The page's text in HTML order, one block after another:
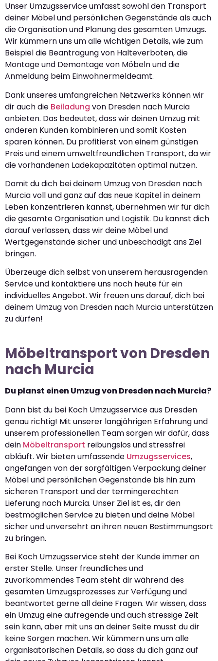
Unser Umzugsservice umfasst sowohl den Transport
deiner Möbel und persönlichen Gegenstände als auch
die Organisation und Planung des gesamten Umzugs.
Wir kümmern uns um alle wichtigen Details, wie zum
Beispiel die Beantragung von Halteverboten, die
Montage und Demontage von Möbeln und die
Anmeldung beim Einwohnermeldeamt.
Dank unseres umfangreichen Netzwerks können wir
dir auch die Beiladung von Dresden nach Murcia
anbieten. Das bedeutet, dass wir deinen Umzug mit
anderen Kunden kombinieren und somit Kosten
sparen können. Du profitierst von einem günstigen
Preis und einem umweltfreundlichen Transport, da wir
die vorhandenen Ladekapazitäten optimal nutzen.
Damit du dich bei deinem Umzug von Dresden nach
Murcia voll und ganz auf das neue Kapitel in deinem
Leben konzentrieren kannst, übernehmen wir für dich
die gesamte Organisation und Logistik. Du kannst dich
darauf verlassen, dass wir deine Möbel und
Wertgegenstände sicher und unbeschädigt ans Ziel
bringen.
Überzeuge dich selbst von unserem herausragenden
Service und kontaktiere uns noch heute für ein
individuelles Angebot. Wir freuen uns darauf, dich bei
deinem Umzug von Dresden nach Murcia unterstützen
zu dürfen!
Möbeltransport von Dresden
nach Murcia
Du planst einen Umzug von Dresden nach Murcia?
Dann bist du bei Koch Umzugsservice aus Dresden
genau richtig! Mit unserer langjährigen Erfahrung und
unserem professionellen Team sorgen wir dafür, dass
dein Möbeltransport reibungslos und stressfrei
abläuft. Wir bieten umfassende Umzugsservices,
angefangen von der sorgfältigen Verpackung deiner
Möbel und persönlichen Gegenstände bis hin zum
sicheren Transport und der termingerechten
Lieferung nach Murcia. Unser Ziel ist es, dir den
bestmöglichen Service zu bieten und deine Möbel
sicher und unversehrt an ihren neuen Bestimmungsort
zu bringen.
Bei Koch Umzugsservice steht der Kunde immer an
erster Stelle. Unser freundliches und
zuvorkommendes Team steht dir während des
gesamten Umzugsprozesses zur Verfügung und
beantwortet gerne all deine Fragen. Wir wissen, dass
ein Umzug eine aufregende und auch stressige Zeit
sein kann, aber mit uns an deiner Seite musst du dir
keine Sorgen machen. Wir kümmern uns um alle
organisatorischen Details, so dass du dich ganz auf